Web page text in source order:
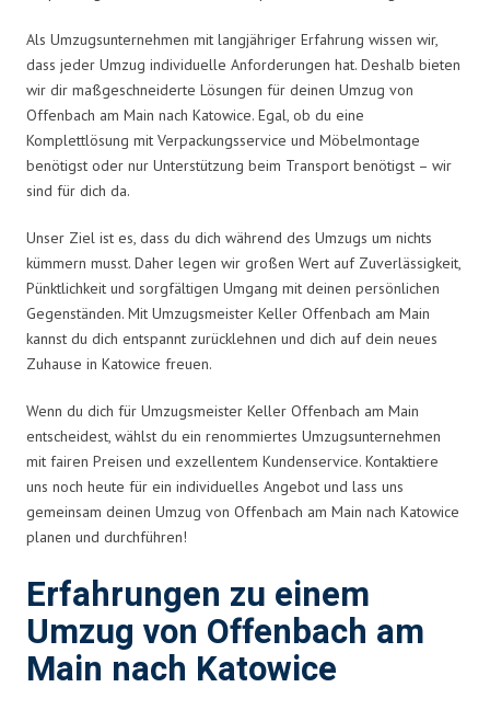
Als Umzugsunternehmen mit langjähriger Erfahrung wissen wir,
dass jeder Umzug individuelle Anforderungen hat. Deshalb bieten
wir dir maßgeschneiderte Lösungen für deinen Umzug von
Offenbach am Main nach Katowice. Egal, ob du eine
Komplettlösung mit Verpackungsservice und Möbelmontage
benötigst oder nur Unterstützung beim Transport benötigst – wir
sind für dich da.
Unser Ziel ist es, dass du dich während des Umzugs um nichts
kümmern musst. Daher legen wir großen Wert auf Zuverlässigkeit,
Pünktlichkeit und sorgfältigen Umgang mit deinen persönlichen
Gegenständen. Mit Umzugsmeister Keller Offenbach am Main
kannst du dich entspannt zurücklehnen und dich auf dein neues
Zuhause in Katowice freuen.
Wenn du dich für Umzugsmeister Keller Offenbach am Main
entscheidest, wählst du ein renommiertes Umzugsunternehmen
mit fairen Preisen und exzellentem Kundenservice. Kontaktiere
uns noch heute für ein individuelles Angebot und lass uns
gemeinsam deinen Umzug von Offenbach am Main nach Katowice
planen und durchführen!
Erfahrungen zu einem
Umzug von Offenbach am
Main nach Katowice